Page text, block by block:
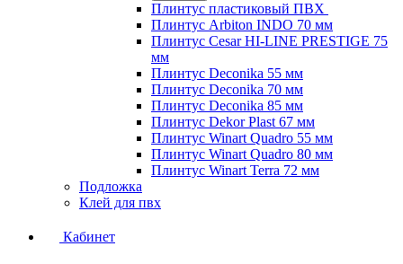
Плинтус пластиковый ПВХ
Плинтус Arbiton INDO 70 мм
Плинтус Cesar HI-LINE PRESTIGE 75
мм
Плинтус Deconika 55 мм
Плинтус Deconika 70 мм
Плинтус Deconika 85 мм
Плинтус Dekor Plast 67 мм
Плинтус Winart Quadro 55 мм
Плинтус Winart Quadro 80 мм
Плинтус Winart Terra 72 мм
Подложка
Клей для пвх
Кабинет